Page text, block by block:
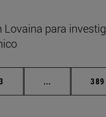
Lovaina para
... Páginas 389